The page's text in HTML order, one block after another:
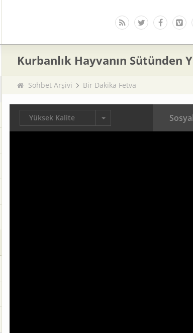
Kurbanlık Hayvanın Sütünden
Sohbet Arşivi Bir Dakika Fetva
Yüksek Kalite